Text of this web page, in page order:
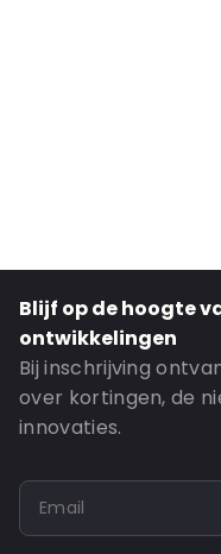
Blijf op de hoogte
ontwikkelingen
Bij inschrijving
over kortingen, de
innovaties.